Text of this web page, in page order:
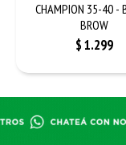
CHAMPION 35-40 -
BROW
$1.299